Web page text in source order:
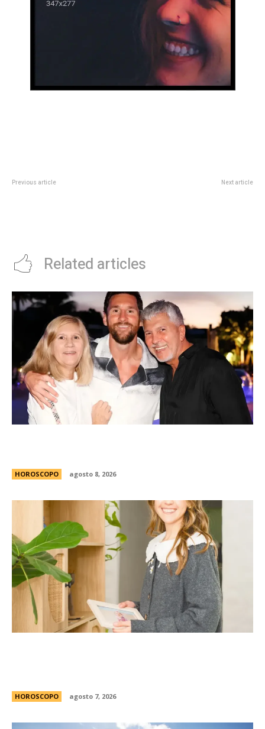
Previous article Next article
Related articles
HOROSCOPO agosto 8, 2026
HOROSCOPO agosto 7, 2026